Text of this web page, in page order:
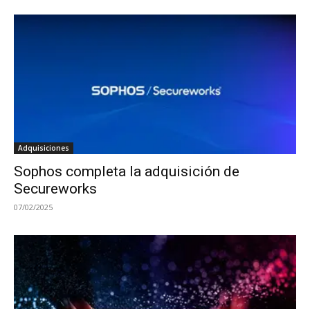
Adquisiciones
Sophos completa la adquisición de
Secureworks
07/02/2025